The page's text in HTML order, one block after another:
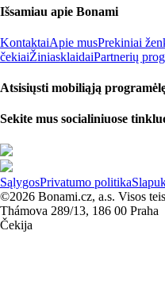
Išsamiau apie Bonami
KontaktaiApie musPrekiniai
čekiaiŽiniasklaidaiPartnerių
Atsisiųsti mobiliąją
Sekite mus socialiniuose
SąlygosPrivatumo politika
©2026 Bonami.cz, a.s. Visos
Thámova 289/13, 186 00 Praha
Čekija